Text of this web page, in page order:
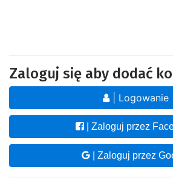
Zaloguj się aby dodać
| Logowanie
| Zaloguj przez
| Zaloguj przez